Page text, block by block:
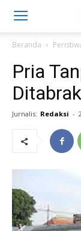
Beranda
Pria
Jurnalis: Redaksi -